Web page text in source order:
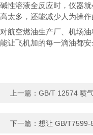
碱性溶液全反应时，仪器
高太多，还能减少人为操作
对航空燃油生产厂、机场
能让飞机加的每一滴油都安
上一篇： GB/T 12574 喷
下一篇： 想让 GB/T7599-